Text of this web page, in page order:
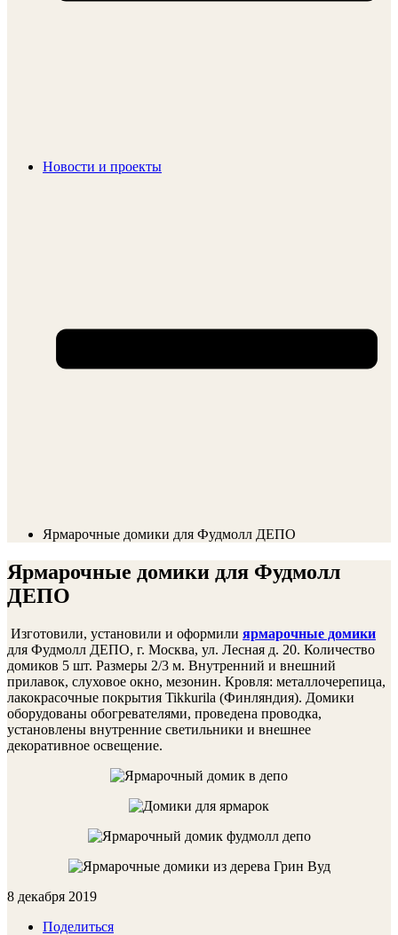
Новости и проекты
Ярмарочные домики для Фудмолл ДЕПО
Ярмарочные домики для Фудмолл
ДЕПО
Изготовили, установили и оформили ярмарочные домики
для Фудмолл ДЕПО, г. Москва, ул. Лесная д. 20. Количество
домиков 5 шт. Размеры 2/3 м. Внутренний и внешний
прилавок, слуховое окно, мезонин. Кровля: металлочерепица,
лакокрасочные покрытия Tikkurila (Финляндия). Домики
оборудованы обогревателями, проведена проводка,
установлены внутренние светильники и внешнее
декоративное освещение.
8 декабря 2019
Поделиться